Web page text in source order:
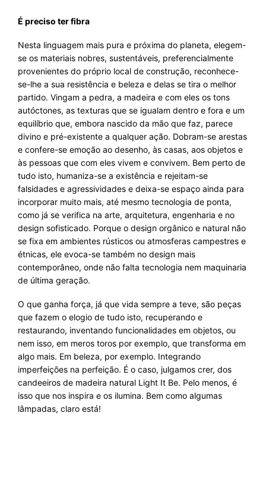
É preciso ter fibra
Nesta linguagem mais pura e próxima do planeta, elegem-
se os materiais nobres, sustentáveis, preferencialmente
provenientes do próprio local de construção, reconhece-
se-lhe a sua resistência e beleza e delas se tira o melhor
partido. Vingam a pedra, a madeira e com eles os tons
autóctones, as texturas que se igualam dentro e fora e um
equilíbrio que, embora nascido da mão que faz, parece
divino e pré-existente a qualquer ação. Dobram-se arestas
e confere-se emoção ao desenho, às casas, aos objetos e
às pessoas que com eles vivem e convivem. Bem perto de
tudo isto, humaniza-se a existência e rejeitam-se
falsidades e agressividades e deixa-se espaço ainda para
incorporar muito mais, até mesmo tecnologia de ponta,
como já se verifica na arte, arquitetura, engenharia e no
design sofisticado. Porque o design orgânico e natural não
se fixa em ambientes rústicos ou atmosferas campestres e
étnicas, ele evoca-se também no design mais
contemporâneo, onde não falta tecnologia nem maquinaria
de última geração.
O que ganha força, já que vida sempre a teve, são peças
que fazem o elogio de tudo isto, recuperando e
restaurando, inventando funcionalidades em objetos, ou
nem isso, em meros toros por exemplo, que transforma em
algo mais. Em beleza, por exemplo. Integrando
imperfeições na perfeição. É o caso, julgamos crer, dos
candeeiros de madeira natural Light It Be. Pelo menos, é
isso que nos inspira e os ilumina. Bem como algumas
lâmpadas, claro está!